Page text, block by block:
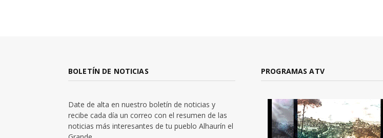
BOLETÍN DE NOTICIAS
Date de alta en nuestro boletín de noticias y
recibe cada día un correo con el resumen de las
noticias más interesantes de tu pueblo Alhaurín el
PROGRAMAS ATV